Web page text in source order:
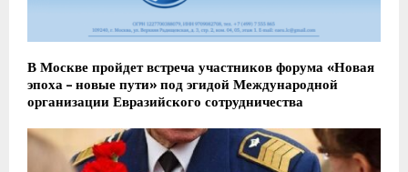
В Москве пройдет встреча участников форума «Новая
эпоха – новые пути» под эгидой Международной
организации Евразийского сотрудничества